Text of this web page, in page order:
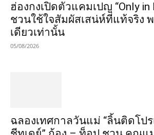
ฮ่องกงเปิดตัวแคมเปญ “Only in
ชวนใช้ใจสัมผัสเสน่ห์ที่แท้จริง
เดียวเท่านั้น
05/08/2026
ฉลองเทศกาลวันแม่ “ลิ้นติดโป